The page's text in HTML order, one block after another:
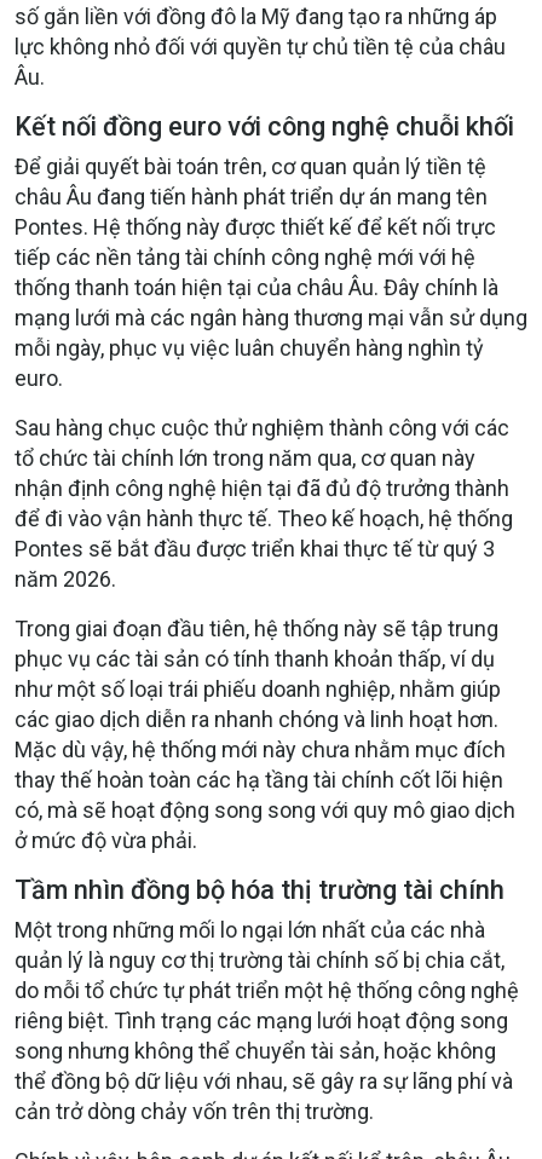
số gắn liền với đồng đô la Mỹ đang tạo ra những áp
lực không nhỏ đối với quyền tự chủ tiền tệ của châu
Âu.
Kết nối đồng euro với công nghệ chuỗi khối
Để giải quyết bài toán trên, cơ quan quản lý tiền tệ
châu Âu đang tiến hành phát triển dự án mang tên
Pontes. Hệ thống này được thiết kế để kết nối trực
tiếp các nền tảng tài chính công nghệ mới với hệ
thống thanh toán hiện tại của châu Âu. Đây chính là
mạng lưới mà các ngân hàng thương mại vẫn sử dụng
mỗi ngày, phục vụ việc luân chuyển hàng nghìn tỷ
euro.
Sau hàng chục cuộc thử nghiệm thành công với các
tổ chức tài chính lớn trong năm qua, cơ quan này
nhận định công nghệ hiện tại đã đủ độ trưởng thành
để đi vào vận hành thực tế. Theo kế hoạch, hệ thống
Pontes sẽ bắt đầu được triển khai thực tế từ quý 3
năm 2026.
Trong giai đoạn đầu tiên, hệ thống này sẽ tập trung
phục vụ các tài sản có tính thanh khoản thấp, ví dụ
như một số loại trái phiếu doanh nghiệp, nhằm giúp
các giao dịch diễn ra nhanh chóng và linh hoạt hơn.
Mặc dù vậy, hệ thống mới này chưa nhằm mục đích
thay thế hoàn toàn các hạ tầng tài chính cốt lõi hiện
có, mà sẽ hoạt động song song với quy mô giao dịch
ở mức độ vừa phải.
Tầm nhìn đồng bộ hóa thị trường tài chính
Một trong những mối lo ngại lớn nhất của các nhà
quản lý là nguy cơ thị trường tài chính số bị chia cắt,
do mỗi tổ chức tự phát triển một hệ thống công nghệ
riêng biệt. Tình trạng các mạng lưới hoạt động song
song nhưng không thể chuyển tài sản, hoặc không
thể đồng bộ dữ liệu với nhau, sẽ gây ra sự lãng phí và
cản trở dòng chảy vốn trên thị trường.